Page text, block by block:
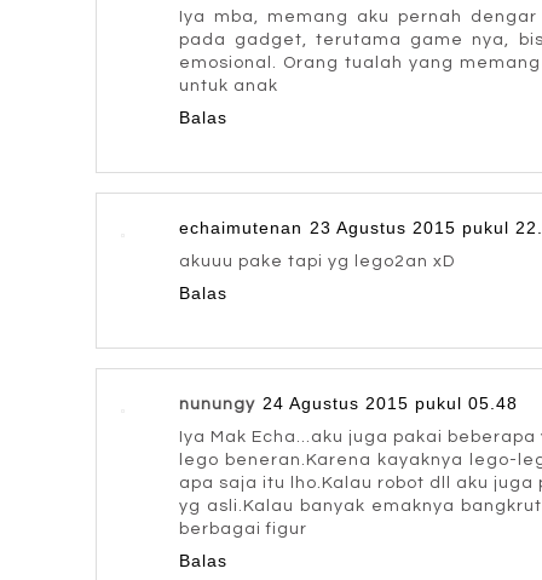
Iya mba, memang aku pernah
pada gadget, terutama game nya,
emosional. Orang tualah yang
untuk anak
Balas
echaimutenan 23 Agustus 2015 pukul
akuuu pake tapi yg lego2an xD
Balas
nunungy 24 Agustus 2015 pukul 05.48
Iya Mak Echa...aku juga pakai
lego beneran.Karena kayaknya lego-
apa saja itu lho.Kalau robot dll aku
yg asli.Kalau banyak emaknya
berbagai figur
Balas